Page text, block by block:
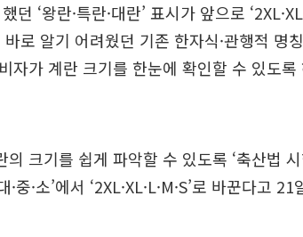
‘왕란·특란·대란’ 표시가 앞으로
로 알기 어려웠던 기존 한자식·관행적 명
자가 계란 크기를 한눈에 확인할 수 있도록
크기를 쉽게 파악할 수 있도록 ‘축산법 시
중·소’에서 ‘2XL·XL·L·M·S’로 바꾼다고